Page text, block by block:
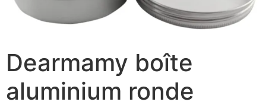
Dearmamy boîte
aluminium ronde